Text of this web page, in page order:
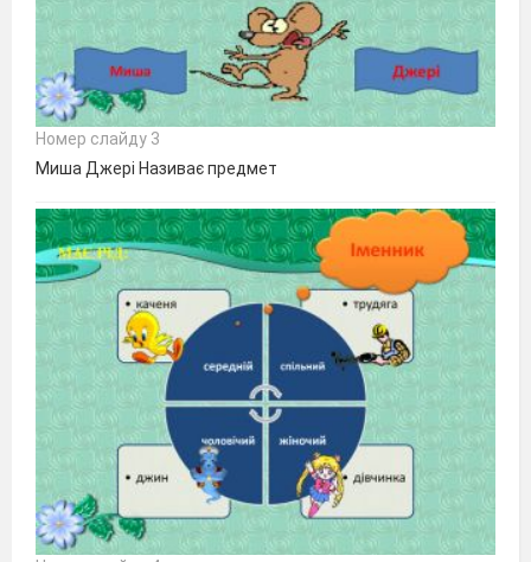
Номер слайду 3
Миша Джері Називає предмет